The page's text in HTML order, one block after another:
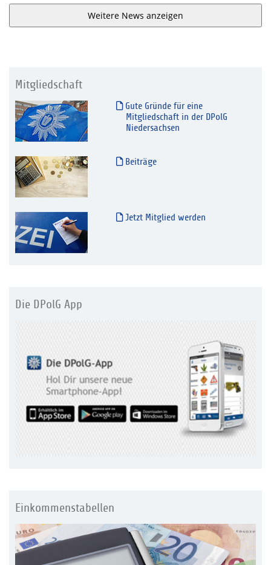
Weitere News anzeigen
Mitgliedschaft
Gute Gründe für eine
Mitgliedschaft in der DPolG
Niedersachsen
Beiträge
Jetzt Mitglied werden
Die DPolG App
Einkommenstabellen